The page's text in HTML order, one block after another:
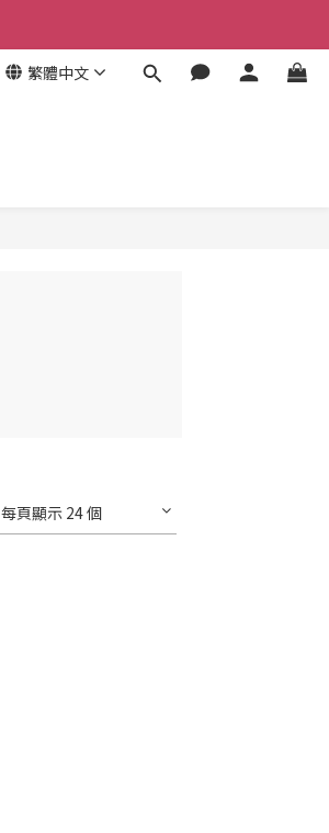
繁體中文
每頁顯示 24 個